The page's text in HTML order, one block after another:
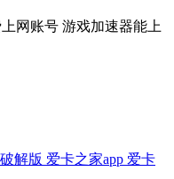
网账号 游戏加速器能上
解版 爱卡之家app 爱卡